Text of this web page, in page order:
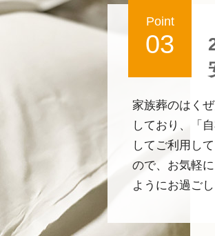
Point
03
家族葬のはく
しており、「
してご利用し
ので、お気軽
ようにお過ご